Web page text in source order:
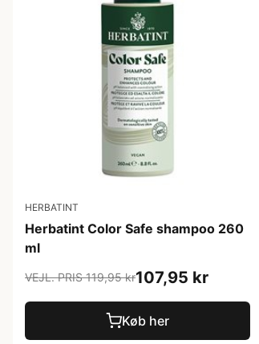
HERBATINT
Herbatint Color Safe shampoo 260
ml
VEJL. PRIS 119,95 kr107,95 kr
Køb her